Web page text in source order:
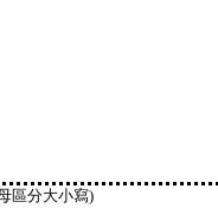
區分大小寫)